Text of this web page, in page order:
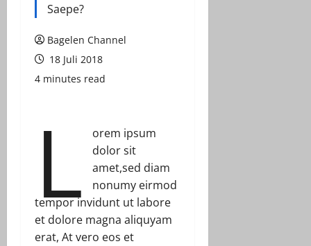
Saepe?
Bagelen Channel
18 Juli 2018
4 minutes read
L
orem ipsum
dolor sit
amet,sed diam
nonumy eirmod
tempor invidunt ut labore
et dolore magna aliquyam
erat, At vero eos et